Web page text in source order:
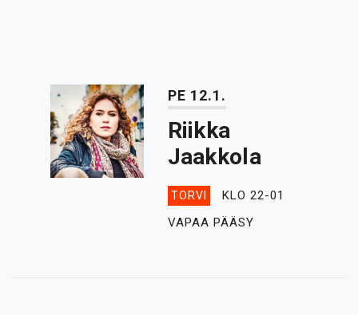
PE 12.1.
Riikka
Jaakkola
TORVI
KLO 22-01
VAPAA PÄÄSY